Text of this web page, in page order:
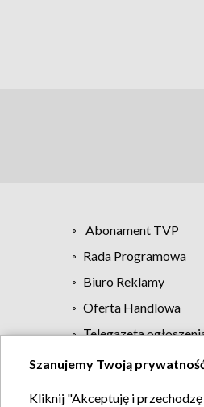
Abonament TVP
Rada Programowa
Biuro Reklamy
Oferta Handlowa
Telegazeta
Szanujemy Twoją
Kliknij "Akceptuję i